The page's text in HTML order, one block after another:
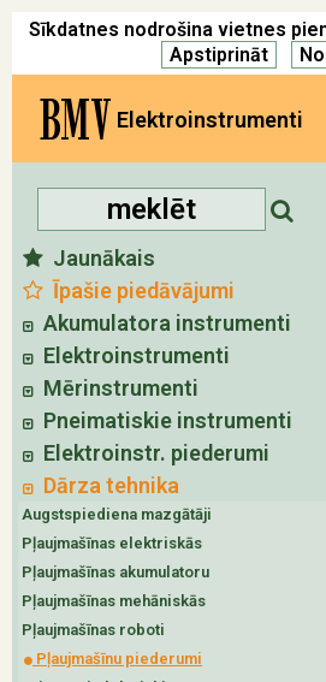
Sīkdatnes nodrošina vietnes
BMV Elektroinstrumenti
Jaunākais
Īpašie piedāvājumi
Akumulatora instrumenti
Elektroinstrumenti
Mērinstrumenti
Pneimatiskie instrumenti
Elektroinstr. piederumi
Dārza tehnika
Augstspiediena mazgātāji
Pļaujmašīnas elektriskās
Pļaujmašīnas akumulatoru
Pļaujmašīnas mehāniskās
Pļaujmašīnas roboti
Pļaujmašīnu piederumi